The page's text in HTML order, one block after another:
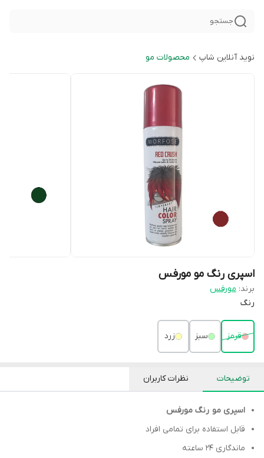
جستجو
نوید آنلاین شاپ محصولات مو
اسپری رنگ مو مورفس
برند: مورفس
رنگ
قرمز سبز زرد
توضیحات نظرات کاربران
اسپری مو رنگ مورفس
قابل استفاده برای تمامی افراد
ماندگاری 24 ساعته